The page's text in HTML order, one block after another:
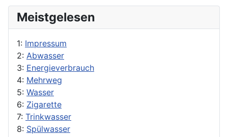
Meistgelesen
1: Impressum
2: Abwasser
3: Energieverbrauch
4: Mehrweg
5: Wasser
6: Zigarette
7: Trinkwasser
8: Spülwasser